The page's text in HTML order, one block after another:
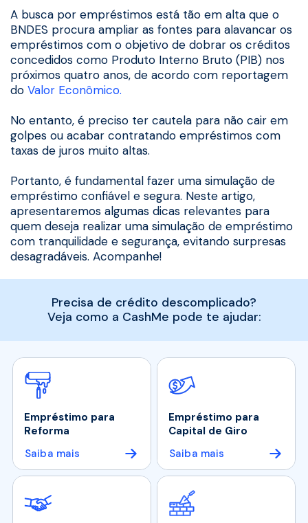
A busca por empréstimos está tão em alta que o
BNDES procura ampliar as fontes para alavancar os
empréstimos com o objetivo de dobrar os créditos
concedidos como Produto Interno Bruto (PIB) nos
próximos quatro anos, de acordo com reportagem
do Valor Econômico.
No entanto, é preciso ter cautela para não cair em
golpes ou acabar contratando empréstimos com
taxas de juros muito altas.
Portanto, é fundamental fazer uma simulação de
empréstimo confiável e segura. Neste artigo,
apresentaremos algumas dicas relevantes para
quem deseja realizar uma simulação de empréstimo
com tranquilidade e segurança, evitando surpresas
desagradáveis. Acompanhe!
Precisa de crédito descomplicado?
Veja como a CashMe pode te ajudar:
Empréstimo para
Reforma
Saiba mais
Empréstimo para
Capital de Giro
Saiba mais